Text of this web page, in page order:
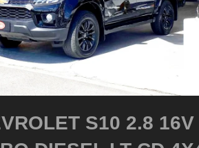
S10 2.8 16V